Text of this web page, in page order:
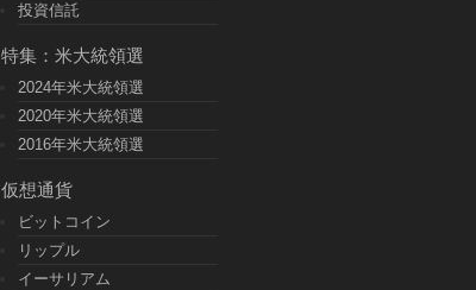
投資信託
特集：米大統領選
2024年米大統領選
2020年米大統領選
2016年米大統領選
仮想通貨
ビットコイン
リップル
イーサリアム